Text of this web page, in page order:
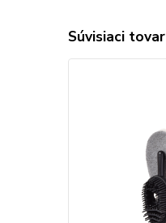
Súvisiaci tovar